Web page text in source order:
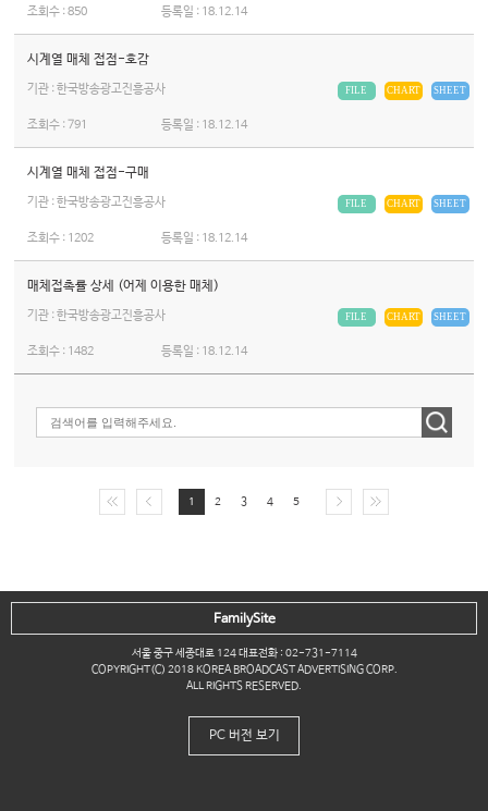
조회수 :850 등록일 : 18.12.14
시계열 매체 접점-호감
기관 : 한국방송광고진흥공사 SHEET
CHART
FILE
조회수 :791 등록일 : 18.12.14
시계열 매체 접점-구매
기관 : 한국방송광고진흥공사 SHEET
CHART
FILE
조회수 : 1202 등록일 : 18.12.14
매체접촉률 상세 (어제 이용한 매체)
기관 : 한국방송광고진흥공사 SHEET
CHART
FILE
조회수 : 1482 등록일 : 18.12.14
1 2 3 4 5
서울 중구 세종대로 124 대표전화 : 02-731-7114
COPYRIGHT(C) 2018 KOREA BROADCAST ADVERTISING CORP.
ALL RIGHTS RESERVED.
FamilySite
PC 버전 보기